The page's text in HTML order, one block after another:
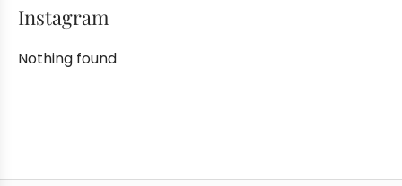
Instagram
Nothing found